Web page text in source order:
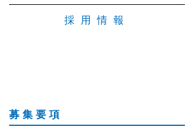
採用情報
募集要項